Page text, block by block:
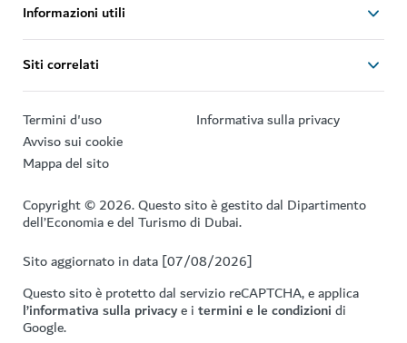
Informazioni utili
Siti correlati
Termini d'uso
Informativa sulla privacy
Avviso sui cookie
Mappa del sito
Copyright © 2026. Questo sito è gestito dal Dipartimento
dell’Economia e del Turismo di Dubai.
Sito aggiornato in data [07/08/2026]
Questo sito è protetto dal servizio reCAPTCHA, e applica
l’informativa sulla privacye itermini e le condizionidi
Google.